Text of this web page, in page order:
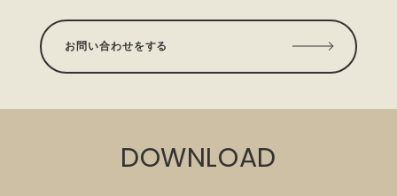
お問い合わせをする
DOWNLOAD